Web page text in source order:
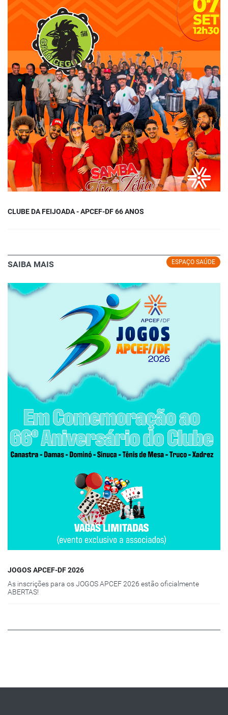
CLUBE DA FEIJOADA - APCEF-DF 66 ANOS
ESPAÇO SAÚDE
SAIBA MAIS
JOGOS APCEF-DF 2026
As inscrições para os JOGOS APCEF 2026 estão oficialmente
ABERTAS!